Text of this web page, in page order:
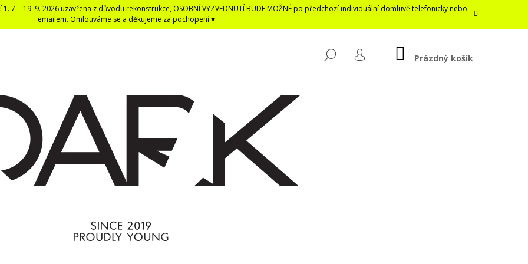
7. - 19. 9. 2026 uzavřena z důvodu rekonstrukce, OSOBNÍ VYZVEDNUTÍ BUDE MOŽNÉ po předchozí individuální domluvě telefonicky nebo
emailem. Omlouváme se a děkujeme za pochopení ♥
HLEDAT
PŘIHLÁŠENÍ
NÁKUPNÍ
KOŠÍK
Prázdný košík
HLEDAT
DOPORUČUJEME